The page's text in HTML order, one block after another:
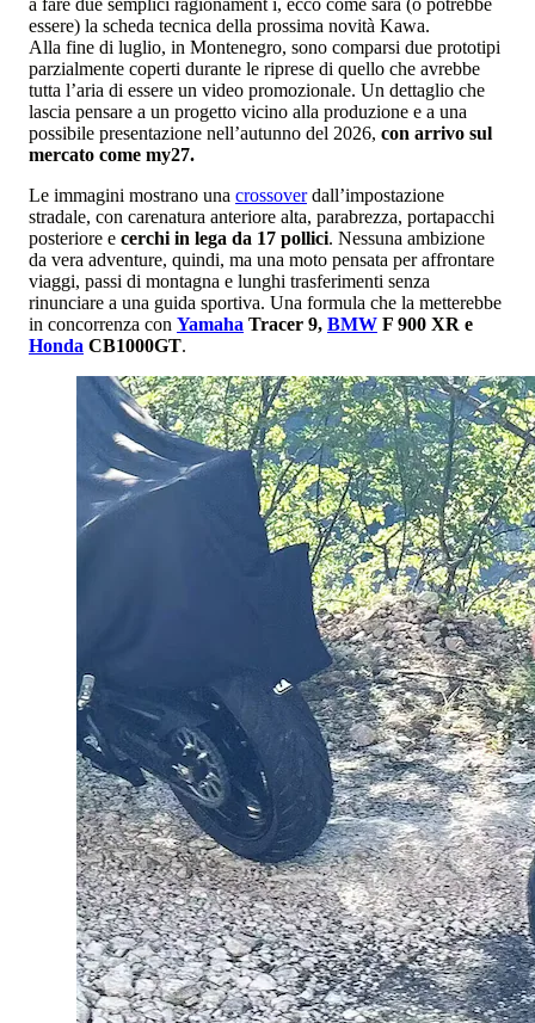
essere) la scheda tecnica della prossima novità Kawa.
Alla fine di luglio, in Montenegro, sono comparsi due prototipi
parzialmente coperti durante le riprese di quello che avrebbe
tutta l’aria di essere un video promozionale. Un dettaglio che
lascia pensare a un progetto vicino alla produzione e a una
possibile presentazione nell’autunno del 2026, con arrivo sul
mercato come my27.
Le immagini mostrano una crossoverdall’impostazione
stradale, con carenatura anteriore alta, parabrezza, portapacchi
posteriore e cerchi in lega da 17 pollici. Nessuna ambizione
da vera adventure, quindi, ma una moto pensata per affrontare
viaggi, passi di montagna e lunghi trasferimenti senza
rinunciare a una guida sportiva. Una formula che la metterebbe
in concorrenza con Yamaha Tracer 9, BMW F 900 XR e
Honda CB1000GT.